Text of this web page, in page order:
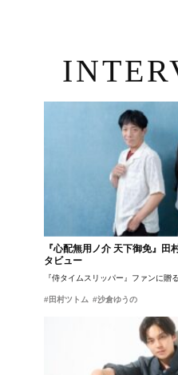
『心配無用ノ介 天下御免』田
タビュー
『侍タイムスリッパー』ファンに
#田村ツトム #沙倉ゆうの